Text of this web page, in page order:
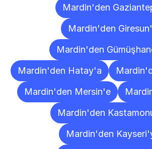
Mardin'den
Mardin'den
Mardin'den
Mardin'den Hatay'a
Mardin'den Mersin'e
Mardin'den
Mardin'den